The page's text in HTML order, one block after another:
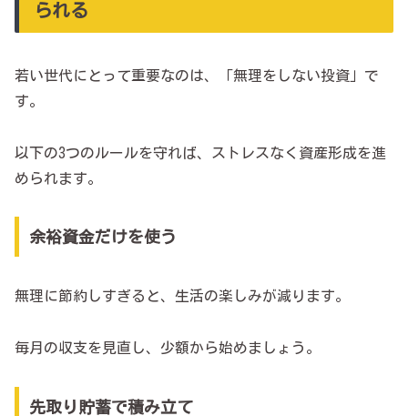
られる
若い世代にとって重要なのは、「無理をしない投資」で
す。
以下の3つのルールを守れば、ストレスなく資産形成を進
められます。
余裕資金だけを使う
無理に節約しすぎると、生活の楽しみが減ります。
毎月の収支を見直し、少額から始めましょう。
先取り貯蓄で積み立て